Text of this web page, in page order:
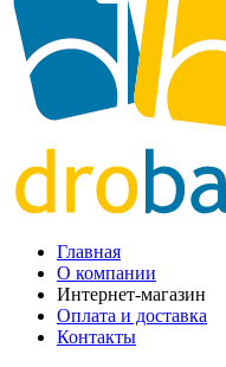
Главная
О компании
Интернет-магазин
Оплата и доставка
Контакты